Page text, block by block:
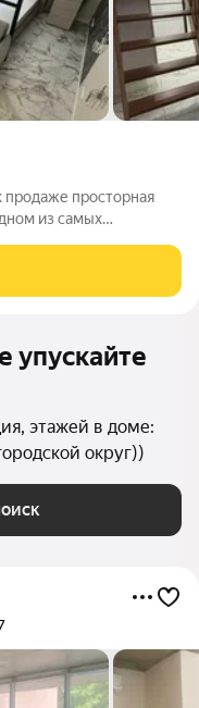
продаже просторная
из самых
так и для инвестиций.
упускайте
этажей в доме:
округ))